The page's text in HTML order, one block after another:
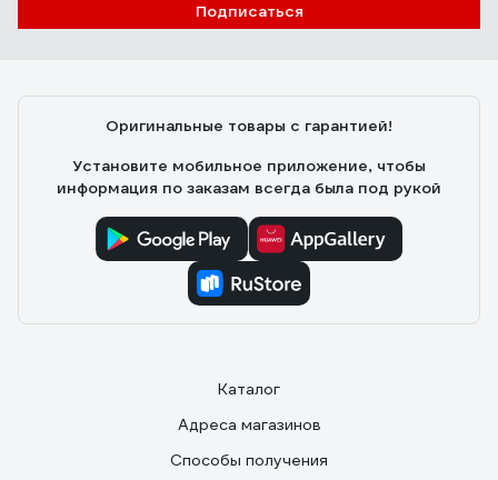
Подписаться
Оригинальные товары с гарантией!
Установите мобильное приложение, чтобы
информация по заказам всегда была под рукой
Каталог
Адреса магазинов
Способы получения